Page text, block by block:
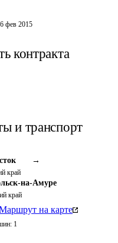
фев 2015
контракта
и транспорт
→
край
на-Амуре
край
на карте
1